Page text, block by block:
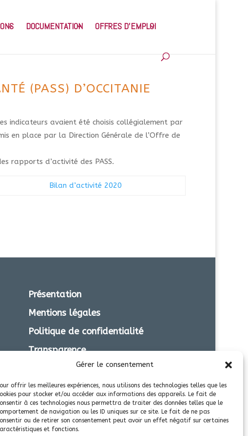
Gérer le consentement
offrir les meilleures expériences, nous utilisons des technologies telles que les
pour stocker et/ou accéder aux informations des appareils. Le fait de
à ces technologies nous permettra de traiter des données telles que le
de navigation ou les ID uniques sur ce site. Le fait de ne pas
ou de retirer son consentement peut avoir un effet négatif sur certaines
et fonctions.
DOCUMENTATION OFFRES D’EMPLOI
(PASS) D’OCCITANIE
indicateurs avaient été choisis collégialement par
en place par la Direction Générale de l’Offre de
rapports d’activité des PASS.
Bilan d’activité 2020
Présentation
Mentions légales
Politique de confidentialité
Transparence